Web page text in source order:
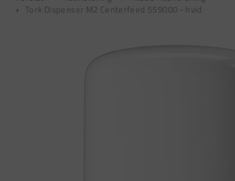
Tork Dispenser M2 Centerfeed 559000 - hvid